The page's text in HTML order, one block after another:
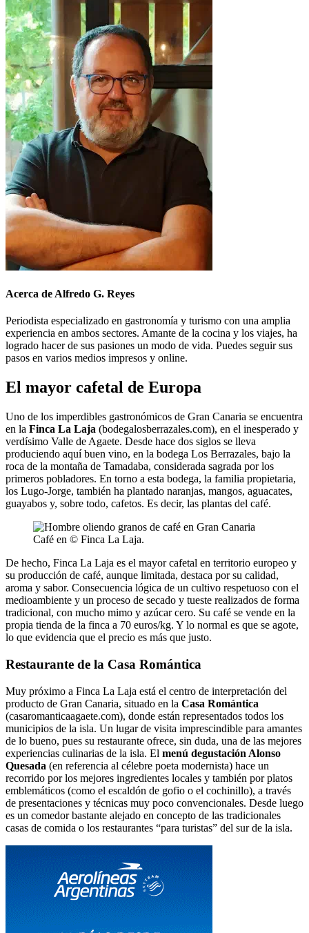
Acerca de Alfredo G. Reyes
Periodista especializado en gastronomía y turismo con una amplia
experiencia en ambos sectores. Amante de la cocina y los viajes, ha
logrado hacer de sus pasiones un modo de vida. Puedes seguir sus
pasos en varios medios impresos y online.
El mayor cafetal de Europa
Uno de los imperdibles gastronómicos de Gran Canaria se encuentra
en la Finca La Laja (bodegalosberrazales.com), en el inesperado y
verdísimo Valle de Agaete. Desde hace dos siglos se lleva
produciendo aquí buen vino, en la bodega Los Berrazales, bajo la
roca de la montaña de Tamadaba, considerada sagrada por los
primeros pobladores. En torno a esta bodega, la familia propietaria,
los Lugo-Jorge, también ha plantado naranjas, mangos, aguacates,
guayabos y, sobre todo, cafetos. Es decir, las plantas del café.
Café en © Finca La Laja.
De hecho, Finca La Laja es el mayor cafetal en territorio europeo y
su producción de café, aunque limitada, destaca por su calidad,
aroma y sabor. Consecuencia lógica de un cultivo respetuoso con el
medioambiente y un proceso de secado y tueste realizados de forma
tradicional, con mucho mimo y azúcar cero. Su café se vende en la
propia tienda de la finca a 70 euros/kg. Y lo normal es que se agote,
lo que evidencia que el precio es más que justo.
Restaurante de la Casa Romántica
Muy próximo a Finca La Laja está el centro de interpretación del
producto de Gran Canaria, situado en la Casa Romántica
(casaromanticaagaete.com), donde están representados todos los
municipios de la isla. Un lugar de visita imprescindible para amantes
de lo bueno, pues su restaurante ofrece, sin duda, una de las mejores
experiencias culinarias de la isla. El menú degustación Alonso
Quesada (en referencia al célebre poeta modernista) hace un
recorrido por los mejores ingredientes locales y también por platos
emblemáticos (como el escaldón de gofio o el cochinillo), a través
de presentaciones y técnicas muy poco convencionales. Desde luego
es un comedor bastante alejado en concepto de las tradicionales
casas de comida o los restaurantes “para turistas” del sur de la isla.